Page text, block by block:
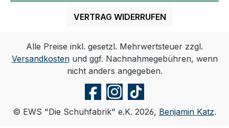
VERTRAG WIDERRUFEN
Alle Preise inkl. gesetzl. Mehrwertsteuer zzgl.
Versandkostenund ggf. Nachnahmegebühren, wenn
nicht anders angegeben.
© EWS "Die Schuhfabrik" e.K. 2026, Benjamin Katz.